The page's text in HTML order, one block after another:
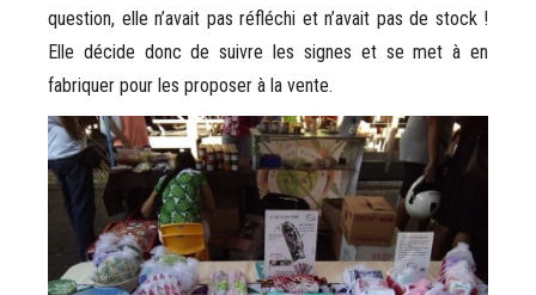
question, elle n’avait pas réfléchi et n’avait pas de stock !
Elle décide donc de suivre les signes et se met à en
fabriquer pour les proposer à la vente.